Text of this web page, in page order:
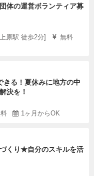
体の運営ボランティア募
原駅 徒歩2分]
無料
きる！夏休みに地方の中
決を！
1ヶ月からOK
くり★自分のスキルを活